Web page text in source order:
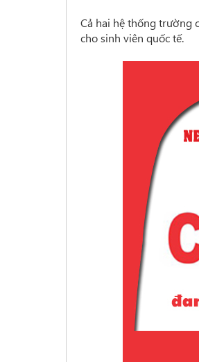
Cả hai hệ thống trường
cho sinh viên quốc tế.